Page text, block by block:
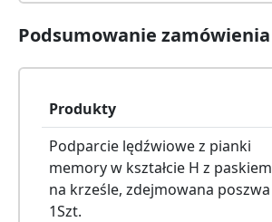
Podsumowanie zamówienia
Produkty
Podparcie lędźwiowe z pianki
memory w kształcie H z paskiem
na krześle, zdejmowana poszwa
1Szt.